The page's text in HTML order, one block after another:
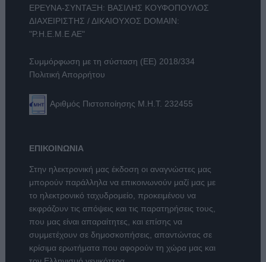
ΕΡΕΥΝΑ-ΣΥΝΤΑΞΗ: ΒΑΣΙΛΗΣ ΚΟΥΦΟΠΟΥΛΟΣ
ΔΙΑΧΕΙΡΙΣΤΗΣ / ΔΙΚΑΙΟΥΧΟΣ DOMAIN:
"Ρ.Η.Ε.Μ.Ε ΑΕ"
Συμμόρφωση με τη σύσταση (ΕΕ) 2018/334
Πολιτική Απορρήτου
Αριθμός Πιστοποίησης Μ.Η.Τ. 232455
ΕΠΙΚΟΙΝΩΝΙΑ
Στην ηλεκτρονική μας έκδοση οι αναγνώστες μας
μπορούν παράλληλα να επικοινωνούν μαζί μας με
το ηλεκτρονικό ταχυδρομείο, προκειμένου να
εκφράζουν τις απόψεις και τις παρατηρήσεις τους,
που μας είναι απαραίτητες, και επίσης να
συμμετέχουν σε δημοσκοπήσεις, απαντώντας σε
κρίσιμα ερωτήματα που αφορούν τη χώρα μας και